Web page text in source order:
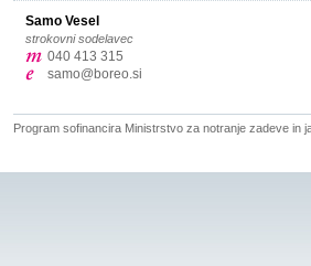
Samo Vesel
strokovni sodelavec
040 413 315
samo@boreo.si
Program sofinancira Ministrstvo za notranje zadeve in